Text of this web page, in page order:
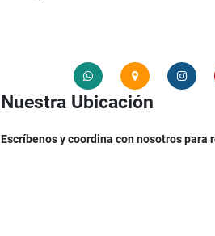
Nuestra Ubicación
Escríbenos y coordina con nosotros para